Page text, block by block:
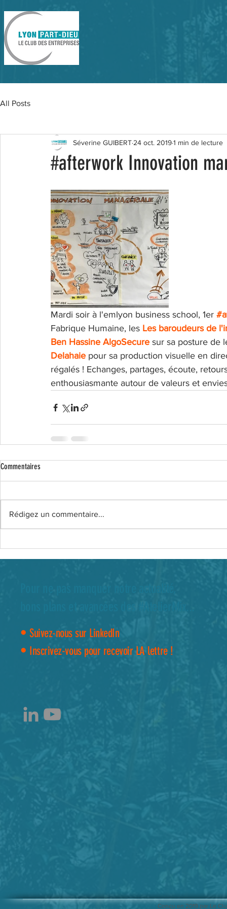
All Posts
#afterwork Innovation
Séverine GUIBERT 24 oct. 20191 min de lecture
Mardi soir à l'emlyon business school, 1er
Fabrique Humaine, les Les baroudeurs de
Ben Hassine AlgoSecure sur sa posture de
Delahaie pour sa production visuelle en
régalés ! Echanges, partages, écoute,
enthousiasmante autour de valeurs et
Commentaires
Rédigez un commentaire...
• Suivez-nous sur LinkedIn
• Inscrivez-vous pour recevoir LA lettre !
Conçu en 2019 par Le